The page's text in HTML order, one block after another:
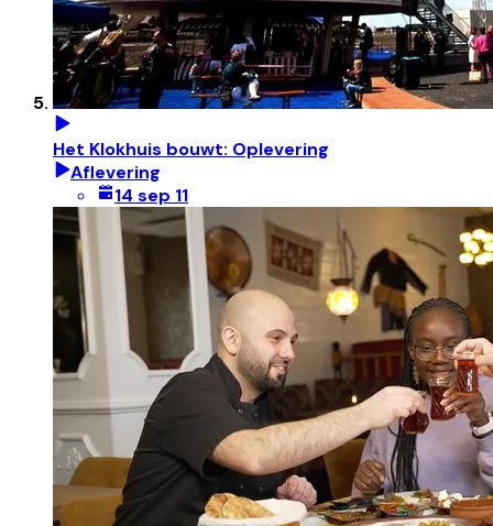
Het Klokhuis bouwt: Oplevering
Aflevering
14 sep 11